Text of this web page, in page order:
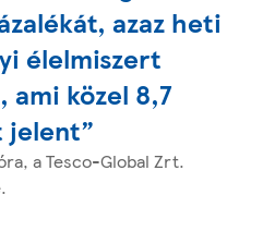
azaz heti
élelmiszert
ami közel 8,7
jelent”
a Tesco-Global Zrt.